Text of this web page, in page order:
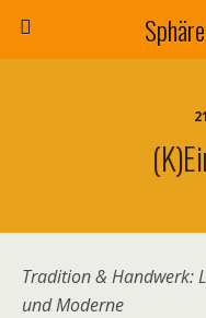
Tradition & Handwerk:
und Moderne